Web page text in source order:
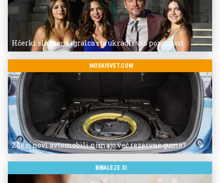
Hčerki slavnega igralca sta ukradli vso pozornost
MOSKISVET.COM
Zakaj novi avtomobili nimajo več rezervne gume?
BIBALEZE.SI